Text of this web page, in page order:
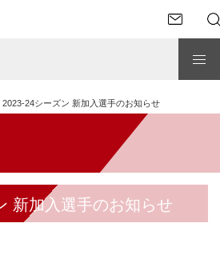
2023-24シーズン 新加入選手のお知らせ
新加入選手のお知らせ